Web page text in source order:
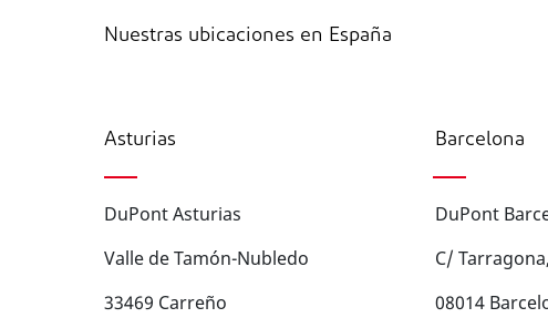
Nuestras ubicaciones en España
Asturias
DuPont Asturias
Valle de Tamón-Nubledo
33469 Carreño
Barcelona
DuPont
C/
08014